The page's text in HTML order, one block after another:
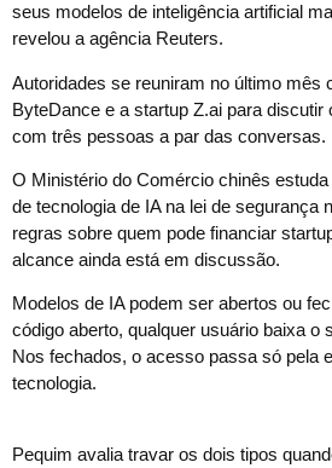
seus modelos de inteligência artificial
revelou a agência Reuters.
Autoridades se reuniram no último mês
ByteDance e a startup Z.ai para discutir
com três pessoas a par das conversas.
O Ministério do Comércio chinês
de tecnologia de IA na lei de segurança
regras sobre quem pode financiar
alcance ainda está em discussão.
Modelos de IA podem ser abertos ou
código aberto, qualquer usuário baixa o
Nos fechados, o acesso passa só pela
tecnologia.
Pequim avalia travar os dois tipos